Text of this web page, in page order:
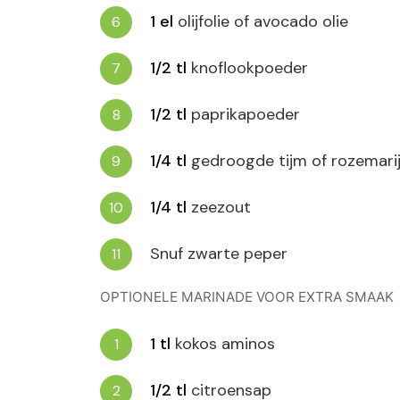
1 el olijfolie of avocado olie
1/2 tl knoflookpoeder
1/2 tl paprikapoeder
1/4 tl gedroogde tijm of
1/4 tl zeezout
Snuf zwarte peper
OPTIONELE MARINADE VOOR EXTRA SMAAK
1 tl kokos aminos
1/2 tl citroensap